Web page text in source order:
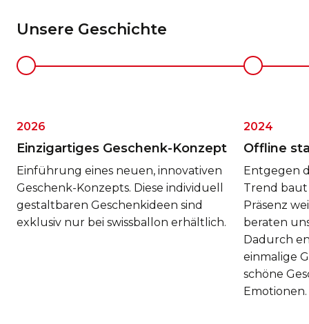
Unsere Geschichte
2026
Einzigartiges Geschenk-Konzept
Einführung eines neuen, innovativen
Geschenk-Konzepts. Diese individuell
gestaltbaren Geschenkideen sind
exklusiv nur bei swissballon erhältlich.
2024
Offline
Entgegen
Trend baut
Präsenz
beraten
Dadurch
einmalige
schöne
Emotionen.